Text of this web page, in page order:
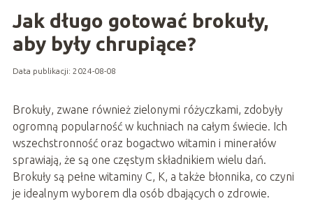
Jak długo gotować brokuły,
aby były chrupiące?
Data publikacji: 2024-08-08
Brokuły, zwane również zielonymi różyczkami, zdobyły
ogromną popularność w kuchniach na całym świecie. Ich
wszechstronność oraz bogactwo witamin i minerałów
sprawiają, że są one częstym składnikiem wielu dań.
Brokuły są pełne witaminy C, K, a także błonnika, co czyni
je idealnym wyborem dla osób dbających o zdrowie.